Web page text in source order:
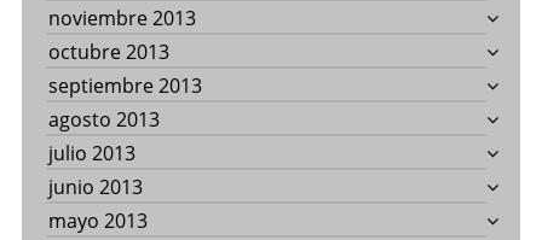
noviembre 2013
octubre 2013
septiembre 2013
agosto 2013
julio 2013
junio 2013
mayo 2013